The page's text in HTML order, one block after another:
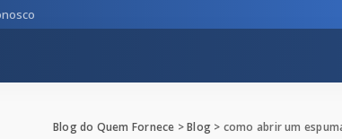
Blog do Quem Fornece >Blog > como abrir um